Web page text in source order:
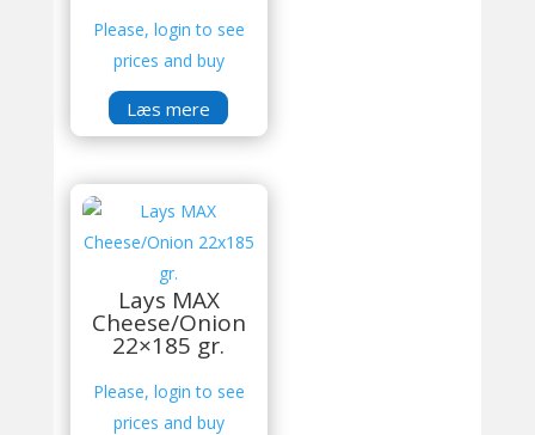
Please, login to see
prices and buy
Læs mere
Lays MAX
Cheese/Onion
22×185 gr.
Please, login to see
prices and buy